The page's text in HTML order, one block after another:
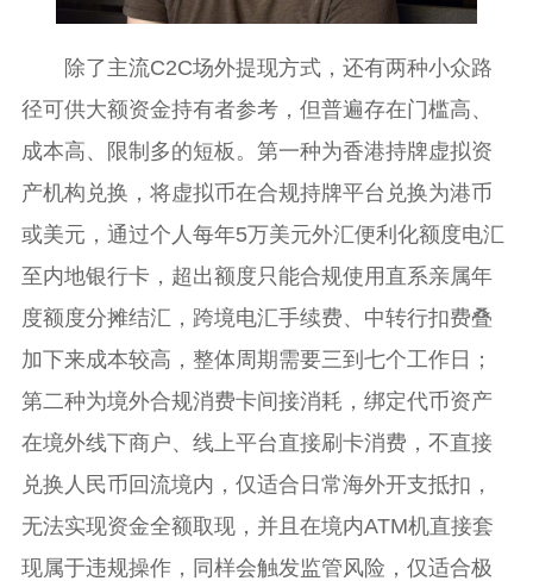
除了主流C2C场外提现方式，还有两种小众路
径可供大额资金持有者参考，但普遍存在门槛高、
成本高、限制多的短板。第一种为香港持牌虚拟资
产机构兑换，将虚拟币在合规持牌平台兑换为港币
或美元，通过个人每年5万美元外汇便利化额度电汇
至内地银行卡，超出额度只能合规使用直系亲属年
度额度分摊结汇，跨境电汇手续费、中转行扣费叠
加下来成本较高，整体周期需要三到七个工作日；
第二种为境外合规消费卡间接消耗，绑定代币资产
在境外线下商户、线上平台直接刷卡消费，不直接
兑换人民币回流境内，仅适合日常海外开支抵扣，
无法实现资金全额取现，并且在境内ATM机直接套
现属于违规操作，同样会触发监管风险，仅适合极